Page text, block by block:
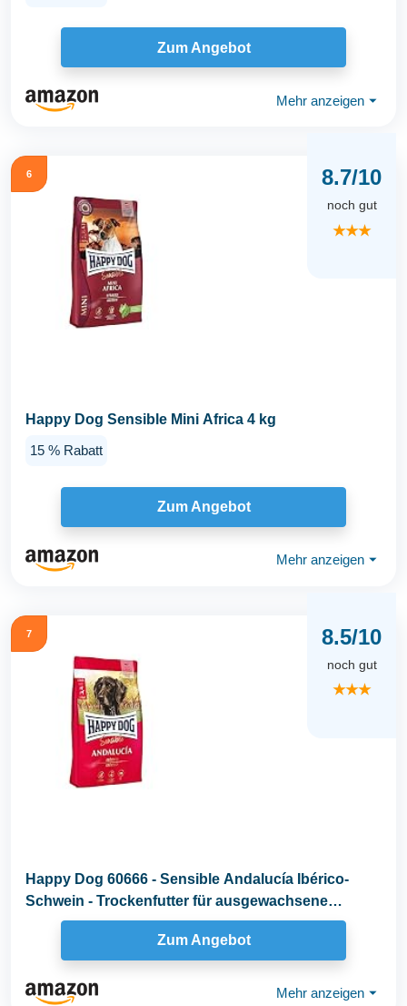
Zum Angebot
Mehr anzeigen ⏷
6 8.7/10
noch gut
★★★
Happy Dog Sensible Mini Africa 4 kg
15 % Rabatt
Zum Angebot
Mehr anzeigen ⏷
7 8.5/10
noch gut
★★★
Happy Dog 60666 - Sensible Andalucía Ibérico-
Schwein - Trockenfutter für ausgewachsene
Hunde...
Zum Angebot
Mehr anzeigen ⏷